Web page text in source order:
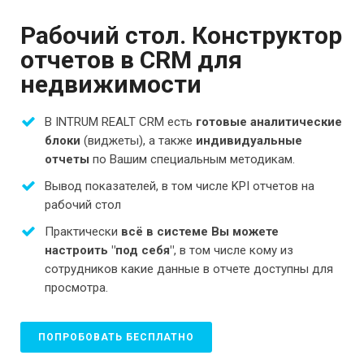
Рабочий стол. Конструктор
отчетов в CRM для
недвижимости
В INTRUM REALT CRM есть готовые аналитические
блоки (виджеты), а также индивидуальные
отчеты по Вашим специальным методикам.
Вывод показателей, в том числе KPI отчетов на
рабочий стол
Практически всё в системе Вы можете
настроить "под себя", в том числе кому из
сотрудников какие данные в отчете доступны для
просмотра.
ПОПРОБОВАТЬ БЕСПЛАТНО